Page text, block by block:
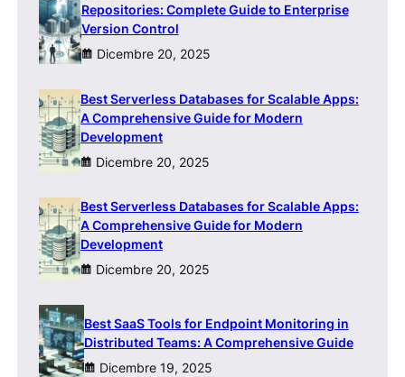
Repositories: Complete Guide to Enterprise
Version Control
Dicembre 20, 2025
Best Serverless Databases for Scalable Apps:
A Comprehensive Guide for Modern
Development
Dicembre 20, 2025
Best Serverless Databases for Scalable Apps:
A Comprehensive Guide for Modern
Development
Dicembre 20, 2025
Best SaaS Tools for Endpoint Monitoring in
Distributed Teams: A Comprehensive Guide
Dicembre 19, 2025